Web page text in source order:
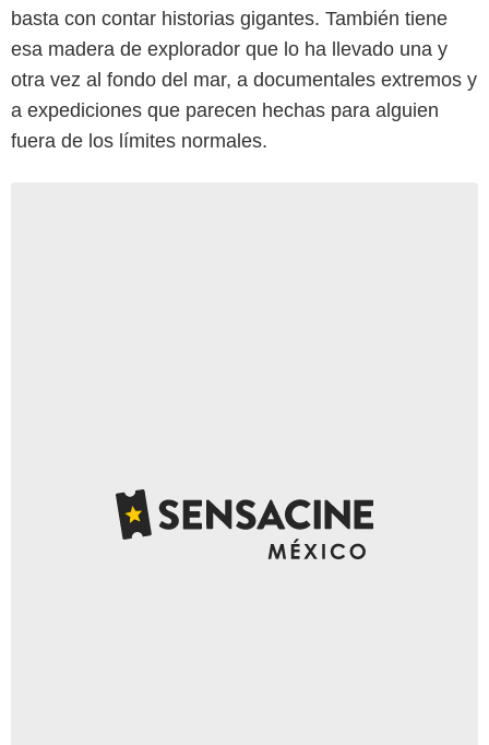
basta con contar historias gigantes. También tiene
esa madera de explorador que lo ha llevado una y
otra vez al fondo del mar, a documentales extremos y
a expediciones que parecen hechas para alguien
fuera de los límites normales.